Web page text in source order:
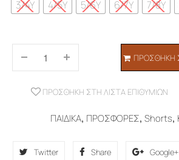
3/4Y
4/5Y 5/6Y 6/7Y 7/8Y
ΠΡΟΣΘΉΚΗ
ΠΡΟΣΘΉΚΗ ΣΤΗ ΛΊΣΤΑ ΕΠΙΘΥΜΙΏΝ
ΠΑΙΔΙΚΑ, ΠΡΟΣΦΟΡΕΣ, Shorts,
Twitter Share Google+